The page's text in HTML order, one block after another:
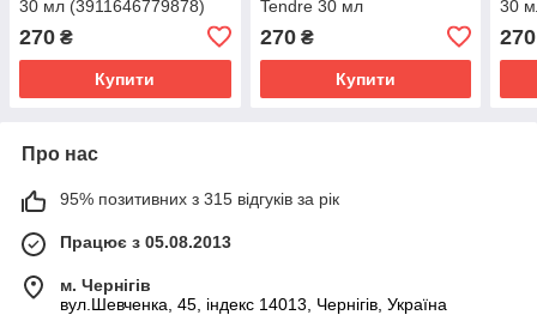
30 мл (3911646779878)
270 ₴
Купити
Tendre 30 мл
270₴
Купити
30
270
Про нас
95% позитивних з 315 відгуків за рік
Працює з 05.08.2013
м. Чернігів
вул.Шевченка, 45, індекс 14013, Чернігів, Україна